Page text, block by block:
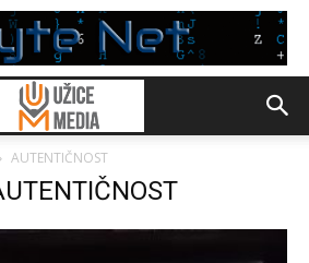
AUTENTIČNOST